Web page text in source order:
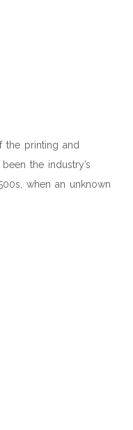
the printing and
the industry’s
when an unknown